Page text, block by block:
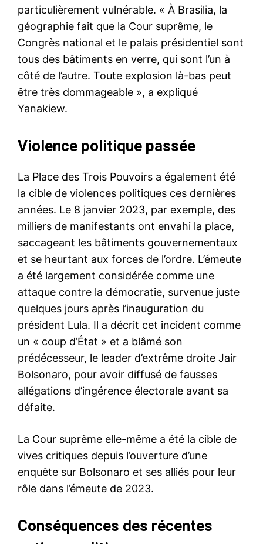
particulièrement vulnérable. « À Brasilia, la
géographie fait que la Cour suprême, le
Congrès national et le palais présidentiel sont
tous des bâtiments en verre, qui sont l’un à
côté de l’autre. Toute explosion là-bas peut
être très dommageable », a expliqué
Yanakiew.
Violence politique passée
La Place des Trois Pouvoirs a également été
la cible de violences politiques ces dernières
années. Le 8 janvier 2023, par exemple, des
milliers de manifestants ont envahi la place,
saccageant les bâtiments gouvernementaux
et se heurtant aux forces de l’ordre. L’émeute
a été largement considérée comme une
attaque contre la démocratie, survenue juste
quelques jours après l’inauguration du
président Lula. Il a décrit cet incident comme
un « coup d’État » et a blâmé son
prédécesseur, le leader d’extrême droite Jair
Bolsonaro, pour avoir diffusé de fausses
allégations d’ingérence électorale avant sa
défaite.
La Cour suprême elle-même a été la cible de
vives critiques depuis l’ouverture d’une
enquête sur Bolsonaro et ses alliés pour leur
rôle dans l’émeute de 2023.
Conséquences des récentes